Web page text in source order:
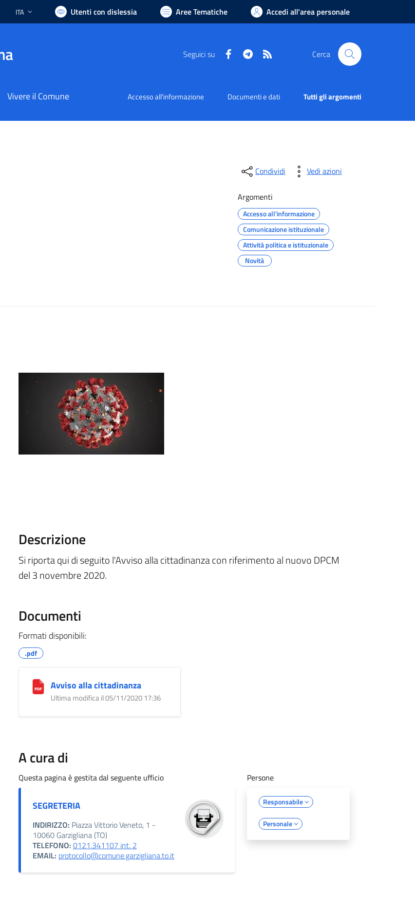
Lingua attiva:
ITA Utenti con dislessia Aree Tematiche Accedi all'area personale
Seguici su FacebookTelegram Cerca
Vivere il Comune Accesso all'informazione Documenti e dati Tutti gli argomenti
Condividi Vedi azioni
Argomenti
Accesso all'informazione
Comunicazione istituzionale
Attività politica e istituzionale
Novità
Descrizione
Si riporta qui di seguito l'Avviso alla cittadinanza con riferimento al nuovo DPCM
del 3 novembre 2020.
Documenti
Formati disponibili:
.pdf
Avviso alla cittadinanza
Ultima modifica il 05/11/2020 17:36
A cura di
Questa pagina è gestita dal seguente ufficio
SEGRETERIA
INDIRIZZO: Piazza Vittorio Veneto, 1 -
10060 Garzigliana (TO)
TELEFONO: 0121.341107 int. 2
EMAIL: protocollo@comune.garzigliana.to.it
Persone
Responsabile
Personale